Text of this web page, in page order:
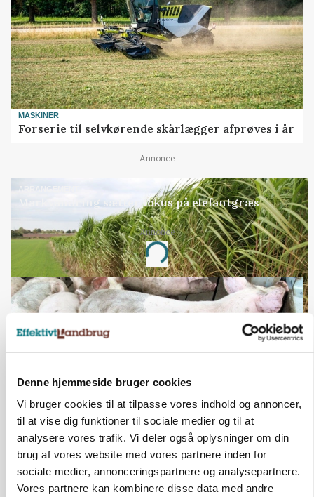
Denne hjemmeside bruger cookies
Vi bruger cookies til at tilpasse vores indhold og annoncer,
til at vise dig funktioner til sociale medier og til at
analysere vores trafik. Vi deler også oplysninger om din
brug af vores website med vores partnere inden for
sociale medier, annonceringspartnere og analysepartnere.
Vores partnere kan kombinere disse data med andre
MASKINER
Forserie til selvkørende skårlægger afprøves i år
Annonce
ARRANGEMENT
Markvandring sætter fokus på elefantgræs
Annonce
Loading...
Grisenoteringen står stille